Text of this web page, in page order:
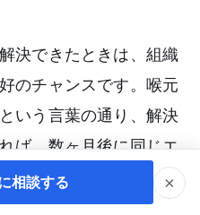
決できたときは、組織
のチャンスです。喉元
いう言葉の通り、解決
ば、数ヶ月後に同じエ
ロから原因調査をする
相談する ×